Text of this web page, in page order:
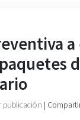
publicación |